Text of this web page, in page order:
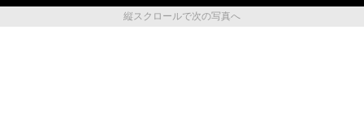
縦スクロールで次の写真へ